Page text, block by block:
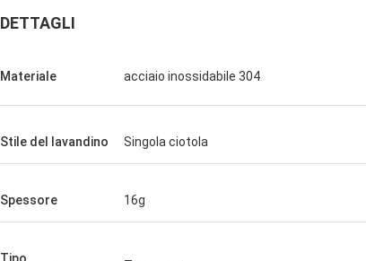
DETTAGLI
Materiale acciaio inossidabile 304
Stile del lavandino Singola ciotola
Spessore 16g